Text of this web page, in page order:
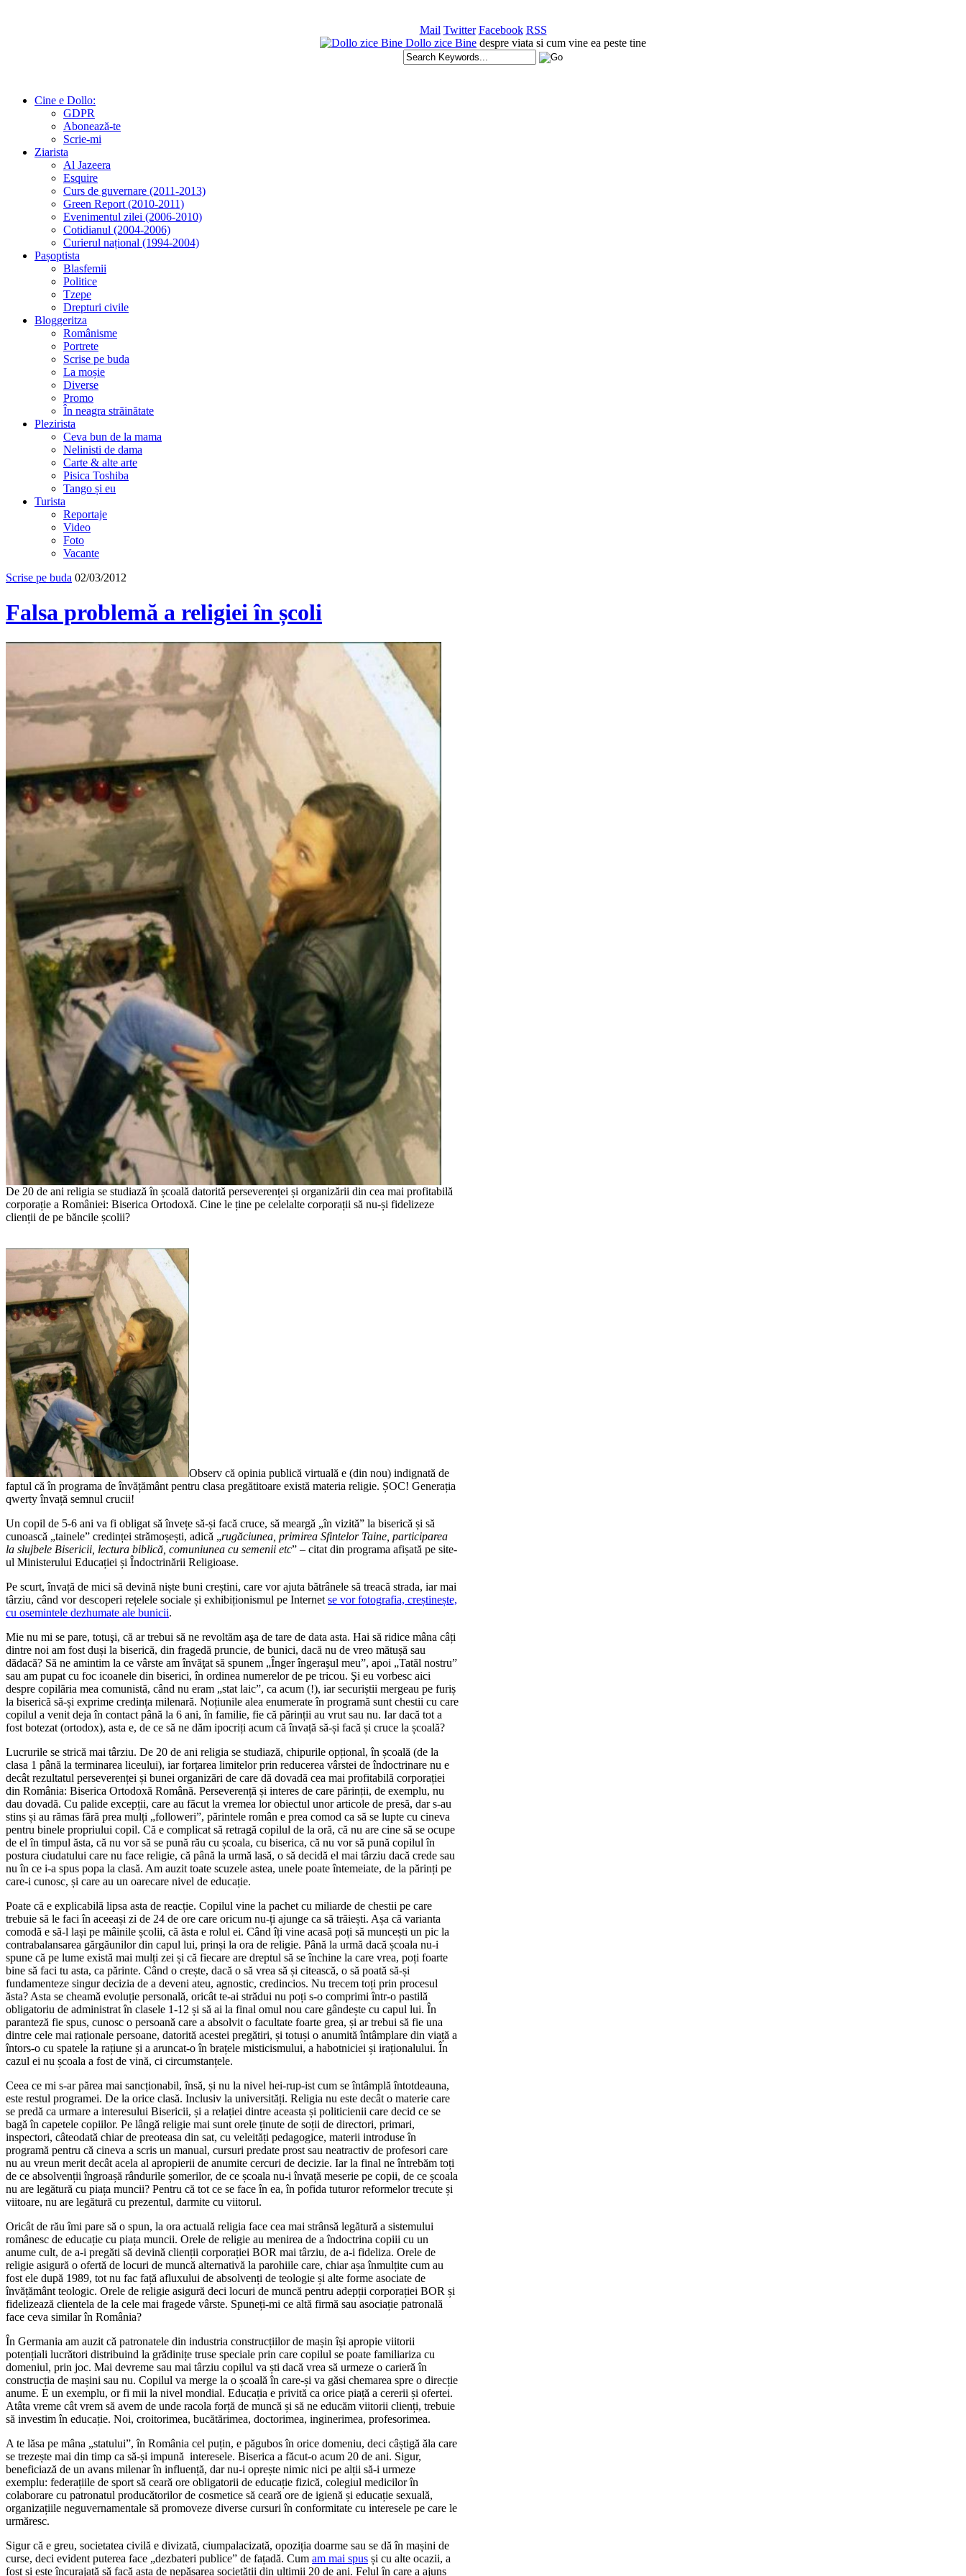
Mail Twitter Facebook RSS
Dollo zice Bine despre viata si cum vine ea peste tine
Cine e Dollo:
GDPR
Abonează-te
Scrie-mi
Ziarista
Al Jazeera
Esquire
Curs de guvernare (2011-2013)
Green Report (2010-2011)
Evenimentul zilei (2006-2010)
Cotidianul (2004-2006)
Curierul național (1994-2004)
Pașoptista
Blasfemii
Politice
Tzepe
Drepturi civile
Bloggeritza
Românisme
Portrete
Scrise pe buda
La moșie
Diverse
Promo
În neagra străinătate
Plezirista
Ceva bun de la mama
Nelinisti de dama
Carte & alte arte
Pisica Toshiba
Tango și eu
Turista
Reportaje
Video
Foto
Vacante
Scrise pe buda 02/03/2012
Falsa problemă a religiei în școli
De 20 de ani religia se studiază în școală datorită perseverenței și organizării din cea mai profitabilă
corporație a României: Biserica Ortodoxă. Cine le ține pe celelalte corporații să nu-și fidelizeze
clienții de pe băncile școlii?
Observ că opinia publică virtuală e (din nou) indignată de
faptul că în programa de învățământ pentru clasa pregătitoare există materia religie. ȘOC! Generația
qwerty învață semnul crucii!
Un copil de 5-6 ani va fi obligat să învețe să-și facă cruce, să meargă „în vizită” la biserică și să
cunoască „tainele” credinței strămoșești, adică „rugăciunea, primirea Sfintelor Taine, participarea
la slujbele Bisericii, lectura biblică, comuniunea cu semenii etc” – citat din programa afișată pe site-
ul Ministerului Educației și Îndoctrinării Religioase.
Pe scurt, învață de mici să devină niște buni creștini, care vor ajuta bătrânele să treacă strada, iar mai
târziu, când vor descoperi rețelele sociale și exhibiționismul pe Internet se vor fotografia, creștinește,
cu osemintele dezhumate ale bunicii.
Mie nu mi se pare, totuşi, că ar trebui să ne revoltăm aşa de tare de data asta. Hai să ridice mâna câți
dintre noi am fost duși la biserică, din fragedă pruncie, de bunici, dacă nu de vreo mătușă sau
dădacă? Să ne amintim la ce vârste am învăţat să spunem „Înger îngeraşul meu”, apoi „Tatăl nostru”
sau am pupat cu foc icoanele din biserici, în ordinea numerelor de pe tricou. Şi eu vorbesc aici
despre copilăria mea comunistă, când nu eram „stat laic”, ca acum (!), iar securiștii mergeau pe furiș
la biserică să-și exprime credința milenară. Noțiunile alea enumerate în programă sunt chestii cu care
copilul a venit deja în contact până la 6 ani, în familie, fie că părinții au vrut sau nu. Iar dacă tot a
fost botezat (ortodox), asta e, de ce să ne dăm ipocriți acum că învață să-și facă și cruce la școală?
Lucrurile se strică mai târziu. De 20 de ani religia se studiază, chipurile opțional, în școală (de la
clasa 1 până la terminarea liceului), iar forțarea limitelor prin reducerea vârstei de îndoctrinare nu e
decât rezultatul perseverenței și bunei organizări de care dă dovadă cea mai profitabilă corporației
din România: Biserica Ortodoxă Română. Perseverență și interes de care părinții, de exemplu, nu
dau dovadă. Cu palide excepții, care au făcut la vremea lor obiectul unor articole de presă, dar s-au
stins și au rămas fără prea mulți „followeri”, părintele român e prea comod ca să se lupte cu cineva
pentru binele propriului copil. Că e complicat să retragă copilul de la oră, că nu are cine să se ocupe
de el în timpul ăsta, că nu vor să se pună rău cu școala, cu biserica, că nu vor să pună copilul în
postura ciudatului care nu face religie, că până la urmă lasă, o să decidă el mai târziu dacă crede sau
nu în ce i-a spus popa la clasă. Am auzit toate scuzele astea, unele poate întemeiate, de la părinți pe
care-i cunosc, și care au un oarecare nivel de educație.
Poate că e explicabilă lipsa asta de reacție. Copilul vine la pachet cu miliarde de chestii pe care
trebuie să le faci în aceeași zi de 24 de ore care oricum nu-ți ajunge ca să trăiești. Așa că varianta
comodă e să-l lași pe mâinile școlii, că ăsta e rolul ei. Când îți vine acasă poți să muncești un pic la
contrabalansarea gărgăunilor din capul lui, prinși la ora de religie. Până la urmă dacă școala nu-i
spune că pe lume există mai mulți zei și că fiecare are dreptul să se închine la care vrea, poți foarte
bine să faci tu asta, ca părinte. Când o crește, dacă o să vrea să și citească, o să poată să-și
fundamenteze singur decizia de a deveni ateu, agnostic, credincios. Nu trecem toți prin procesul
ăsta? Asta se cheamă evoluție personală, oricât te-ai strădui nu poți s-o comprimi într-o pastilă
obligatoriu de administrat în clasele 1-12 și să ai la final omul nou care gândește cu capul lui. În
paranteză fie spus, cunosc o persoană care a absolvit o facultate foarte grea, și ar trebui să fie una
dintre cele mai raționale persoane, datorită acestei pregătiri, și totuși o anumită întâmplare din viață a
întors-o cu spatele la rațiune și a aruncat-o în brațele misticismului, a habotniciei și iraționalului. În
cazul ei nu școala a fost de vină, ci circumstanțele.
Ceea ce mi s-ar părea mai sancționabil, însă, și nu la nivel hei-rup-ist cum se întâmplă întotdeauna,
este restul programei. De la orice clasă. Inclusiv la universități. Religia nu este decât o materie care
se predă ca urmare a interesului Bisericii, și a relației dintre aceasta și politicienii care decid ce se
bagă în capetele copiilor. Pe lângă religie mai sunt orele ținute de soții de directori, primari,
inspectori, câteodată chiar de preoteasa din sat, cu veleități pedagogice, materii introduse în
programă pentru că cineva a scris un manual, cursuri predate prost sau neatractiv de profesori care
nu au vreun merit decât acela al apropierii de anumite cercuri de decizie. Iar la final ne întrebăm toți
de ce absolvenții îngroașă rândurile șomerilor, de ce școala nu-i învață meserie pe copii, de ce școala
nu are legătură cu piața muncii? Pentru că tot ce se face în ea, în pofida tuturor reformelor trecute și
viitoare, nu are legătură cu prezentul, darmite cu viitorul.
Oricât de rău îmi pare să o spun, la ora actuală religia face cea mai strânsă legătură a sistemului
românesc de educație cu piața muncii. Orele de religie au menirea de a îndoctrina copiii cu un
anume cult, de a-i pregăti să devină clienții corporației BOR mai târziu, de a-i fideliza. Orele de
religie asigură o ofertă de locuri de muncă alternativă la parohiile care, chiar așa înmulțite cum au
fost ele după 1989, tot nu fac față afluxului de absolvenți de teologie și alte forme asociate de
învățământ teologic. Orele de religie asigură deci locuri de muncă pentru adepții corporației BOR și
fidelizează clientela de la cele mai fragede vârste. Spuneți-mi ce altă firmă sau asociație patronală
face ceva similar în România?
În Germania am auzit că patronatele din industria construcțiilor de mașin își apropie viitorii
potențiali lucrători distribuind la grădinițe truse speciale prin care copilul se poate familiariza cu
domeniul, prin joc. Mai devreme sau mai târziu copilul va ști dacă vrea să urmeze o carieră în
construcția de mașini sau nu. Copilul va merge la o școală în care-și va găsi chemarea spre o direcție
anume. E un exemplu, or fi mii la nivel mondial. Educația e privită ca orice piață a cererii și ofertei.
Atâta vreme cât vrem să avem de unde racola forță de muncă și să ne educăm viitorii clienți, trebuie
să investim în educație. Noi, croitorimea, bucătărimea, doctorimea, inginerimea, profesorimea.
A te lăsa pe mâna „statului”, în România cel puțin, e păgubos în orice domeniu, deci câștigă ăla care
se trezește mai din timp ca să-și impună interesele. Biserica a făcut-o acum 20 de ani. Sigur,
beneficiază de un avans milenar în influență, dar nu-i oprește nimic nici pe alții să-i urmeze
exemplu: federațiile de sport să ceară ore obligatorii de educație fizică, colegiul medicilor în
colaborare cu patronatul producătorilor de cosmetice să ceară ore de igienă și educație sexuală,
organizațiile neguvernamentale să promoveze diverse cursuri în conformitate cu interesele pe care le
urmăresc.
Sigur că e greu, societatea civilă e divizată, ciumpalacizată, opoziția doarme sau se dă în mașini de
curse, deci evident puterea face „dezbateri publice” de fațadă. Cum am mai spus și cu alte ocazii, a
fost și este încurajată să facă asta de nepăsarea societății din ultimii 20 de ani. Felul în care a ajuns